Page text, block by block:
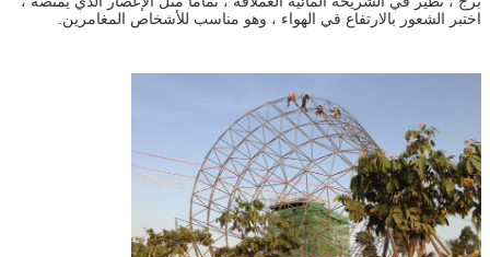
اختبر الشعور بالارتفاع في الهواء ، وهو مناسب للأشخاص المغامرين.